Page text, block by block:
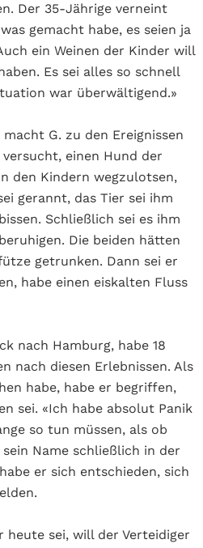
Der 35-Jährige verneint
gemacht habe, es seien ja
ein Weinen der Kinder will
Es sei alles so schnell
war überwältigend.»
G. zu den Ereignissen
einen Hund der
den Kindern wegzulotsen,
gerannt, das Tier sei ihm
Schließlich sei es ihm
Die beiden hätten
getrunken. Dann sei er
habe einen eiskalten Fluss
nach Hamburg, habe 18
nach diesen Erlebnissen. Als
habe, habe er begriffen,
sei. «Ich habe absolut Panik
so tun müssen, als ob
Name schließlich in der
er sich entschieden, sich
heute sei, will der Verteidiger